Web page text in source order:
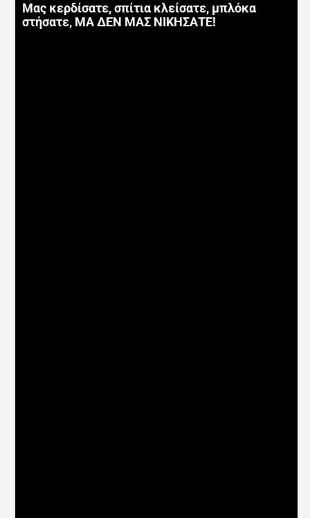
Μας κερδίσατε, σπίτια κλείσατε, μπλόκα
στήσατε, ΜΑ ΔΕΝ ΜΑΣ ΝΙΚΗΣΑΤΕ!